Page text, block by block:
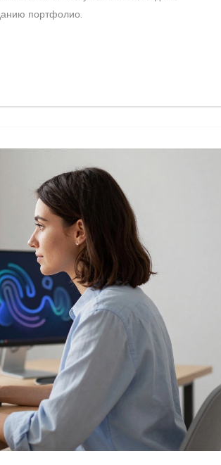
портфолио.